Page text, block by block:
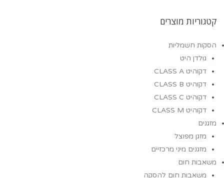
קטגוריות מוצרים
הסקות חשמליות
גולדן היט
דקוהיט CLASS A
דקוהיט CLASS B
דקוהיט CLASS C
דקוהיט CLASS M
מזגנים
מזגן מפוצל
מזגנים מיני מרכזיים
משאבות חום
משאבות חום להסקה